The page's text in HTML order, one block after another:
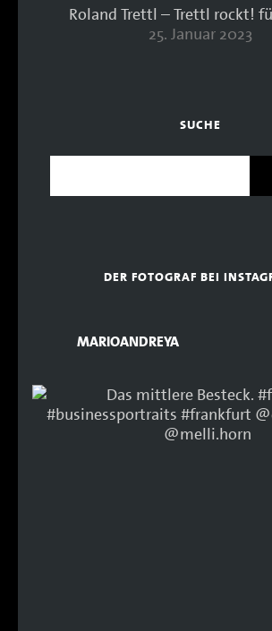
Roland Trettl – Trettl rockt!
25. Januar 2023
SUCHE
DER FOTOGRAF BEI
MARIOANDREYA